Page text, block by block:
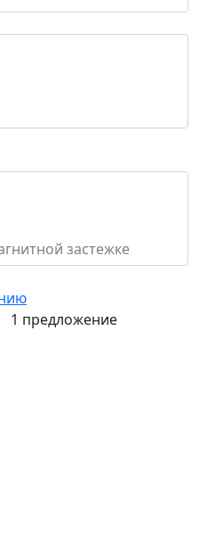
1 предложение